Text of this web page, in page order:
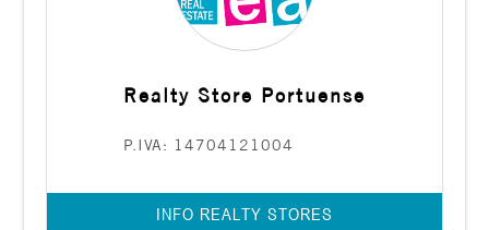
Realty Store Portuense
P.IVA: 14704121004
INFO REALTY STORES